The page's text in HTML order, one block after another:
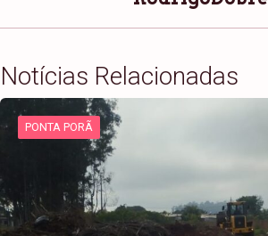
Notícias Relacionadas
PONTA PORÃ